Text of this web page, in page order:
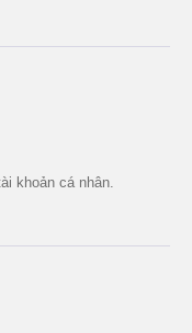
khoản cá nhân.